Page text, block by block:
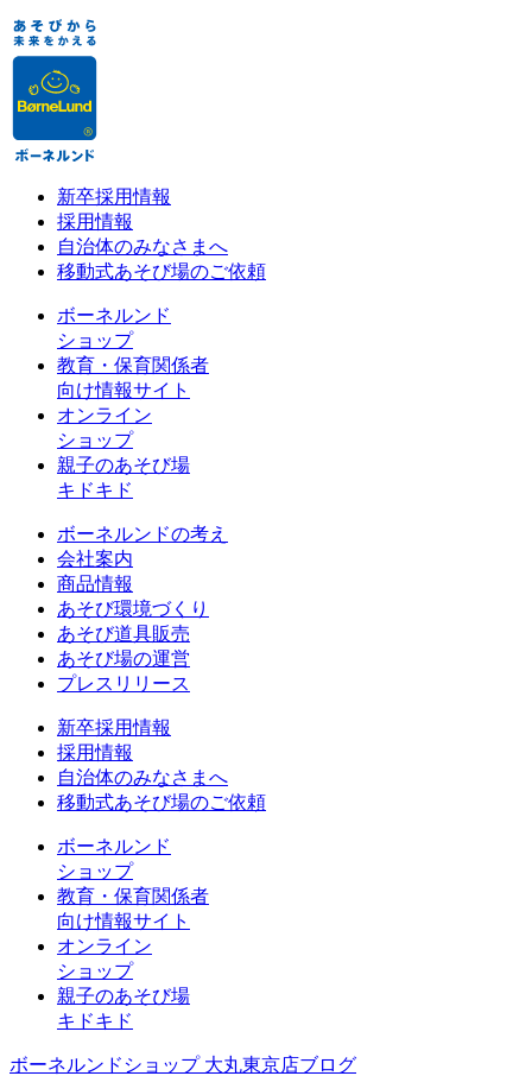
新卒採用情報
採用情報
自治体のみなさまへ
移動式あそび場のご依頼
ボーネルンド
ショップ
教育・保育関係者
向け情報サイト
オンライン
ショップ
親子のあそび場
キドキド
ボーネルンドの考え
会社案内
商品情報
あそび環境づくり
あそび道具販売
あそび場の運営
プレスリリース
新卒採用情報
採用情報
自治体のみなさまへ
移動式あそび場のご依頼
ボーネルンド
ショップ
教育・保育関係者
向け情報サイト
オンライン
ショップ
親子のあそび場
キドキド
ボーネルンドショップ 大丸東京店ブログ